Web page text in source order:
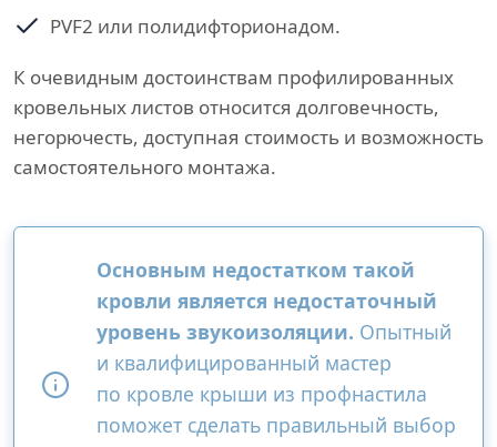
PVF2 или полидифторионадом.
К очевидным достоинствам профилированных
кровельных листов относится долговечность,
негорючесть, доступная стоимость и возможность
самостоятельного монтажа.
Основным недостатком такой
кровли является недостаточный
уровень звукоизоляции. Опытный
и квалифицированный мастер
по кровле крыши из профнастила
поможет сделать правильный выбор